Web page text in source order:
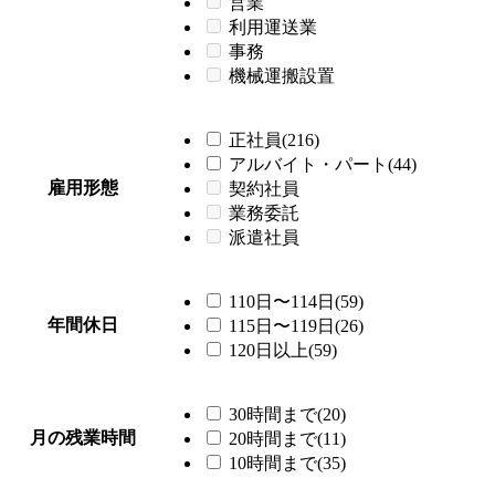
利用運送業
事務
機械運搬設置
雇用形態
正社員(216)
アルバイト・パート(44)
契約社員
業務委託
派遣社員
年間休日
110日〜114日(59)
115日〜119日(26)
120日以上(59)
月の残業時間
30時間まで(20)
20時間まで(11)
10時間まで(35)